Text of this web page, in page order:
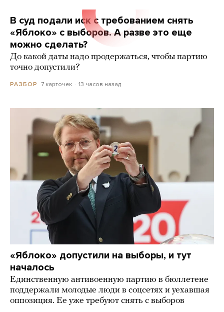
В суд подали иск с требованием снять
«Яблоко» с выборов. А разве это еще
можно сделать?
До какой даты надо продержаться, чтобы партию
точно допустили?
РАЗБОР 7 карточек 13 часов назад
«Яблоко» допустили на выборы, и тут
началось
Единственную антивоенную партию в бюллетене
поддержали молодые люди в соцсетях и уехавшая
оппозиция. Ее уже требуют снять с выборов